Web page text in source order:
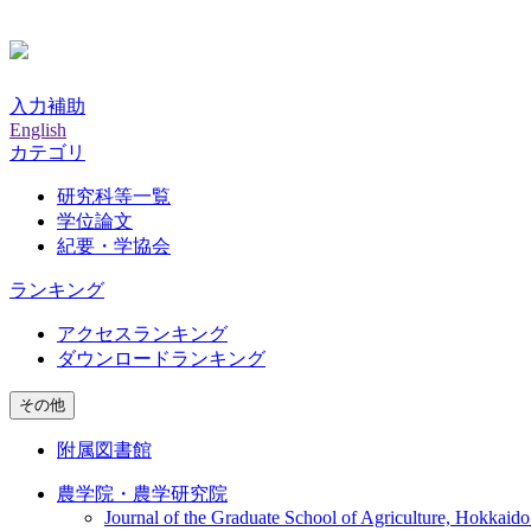
入力補助
English
カテゴリ
研究科等一覧
学位論文
紀要・学協会
ランキング
アクセスランキング
ダウンロードランキング
その他
附属図書館
農学院・農学研究院
Journal of the Graduate School of Agriculture,